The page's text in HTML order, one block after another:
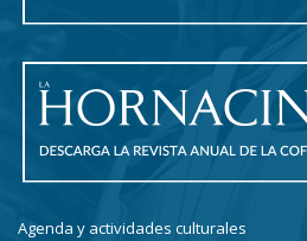
Agenda y actividades culturales